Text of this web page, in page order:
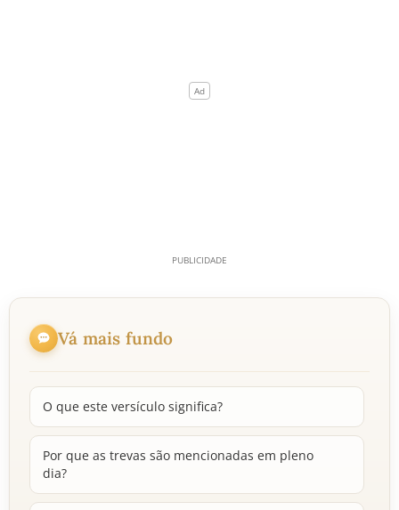
Vá mais fundo
O que este versículo significa?
Por que as trevas são mencionadas em pleno
dia?